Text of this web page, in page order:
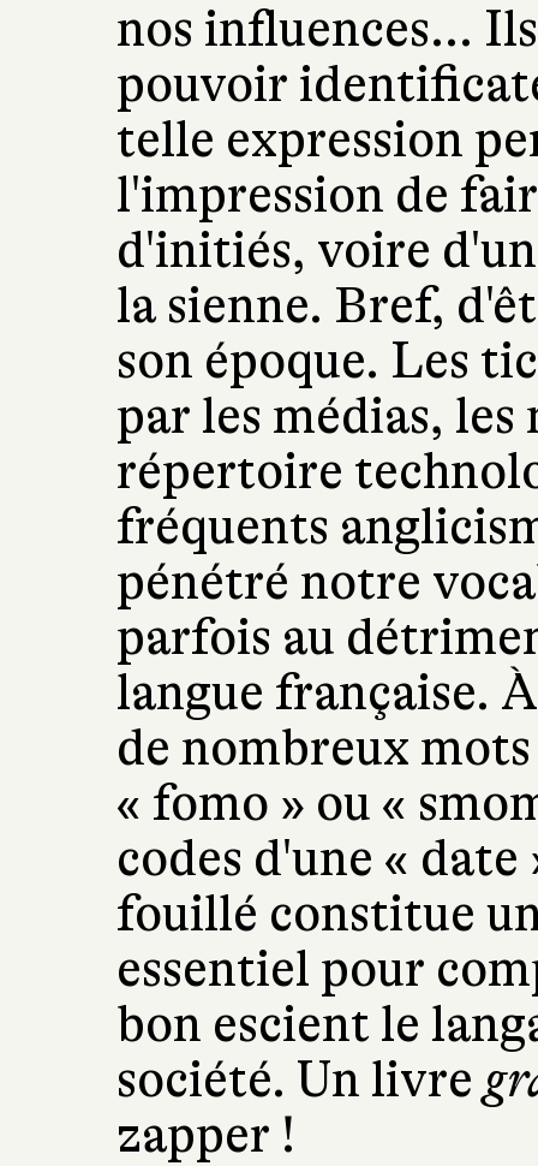
nos influences...
pouvoir
telle expression
l'impression de
d'initiés, voire
la sienne. Bref,
son époque. Les
par les médias,
répertoire
fréquents
pénétré notre
parfois au
langue française.
de nombreux
« fomo » ou «
codes d'une «
fouillé constitue
essentiel pour
bon escient le
société. Un livre
zapper !